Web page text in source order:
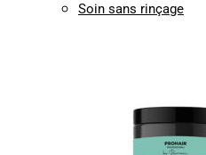
Soin sans rinçage